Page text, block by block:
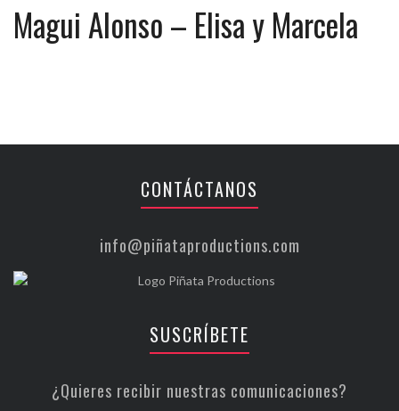
Magui Alonso – Elisa y Marcela
CONTÁCTANOS
info@piñataproductions.com
SUSCRÍBETE
¿Quieres recibir nuestras comunicaciones?